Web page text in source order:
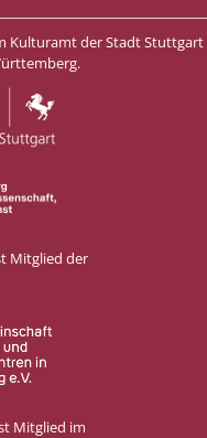
Kulturamt der Stadt Stuttgart
Mitglied der
Mitglied im